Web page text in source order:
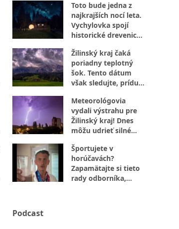
Toto bude jedna z
najkrajších nocí leta.
Vychylovka spojí
historické drevenice
Žilinský kraj čaká
poriadny teplotný
šok. Tento dátum
však sledujte, prídu
Meteorológovia
vydali výstrahu pre
Žilinský kraj! Dnes
môžu udrieť silné
krúpami
Športujete v
horúčavách?
Zapamätajte si tieto
rady odborníka,
Podcast